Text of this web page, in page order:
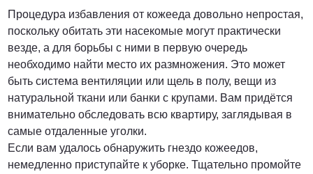
Процедура избавления от кожееда довольно непростая,
поскольку обитать эти насекомые могут практически
везде, а для борьбы с ними в первую очередь
необходимо найти место их размножения. Это может
быть система вентиляции или щель в полу, вещи из
натуральной ткани или банки с крупами. Вам придётся
внимательно обследовать всю квартиру, заглядывая в
самые отдаленные уголки.
Если вам удалось обнаружить гнездо кожеедов,
немедленно приступайте к уборке. Тщательно промойте